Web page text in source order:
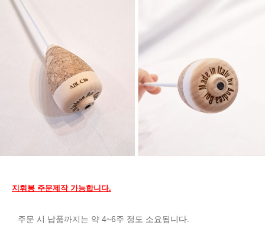
지휘봉 주문제작 가능합니다.
주문 시 납품까지는 약 4~6주 정도 소요됩니다.